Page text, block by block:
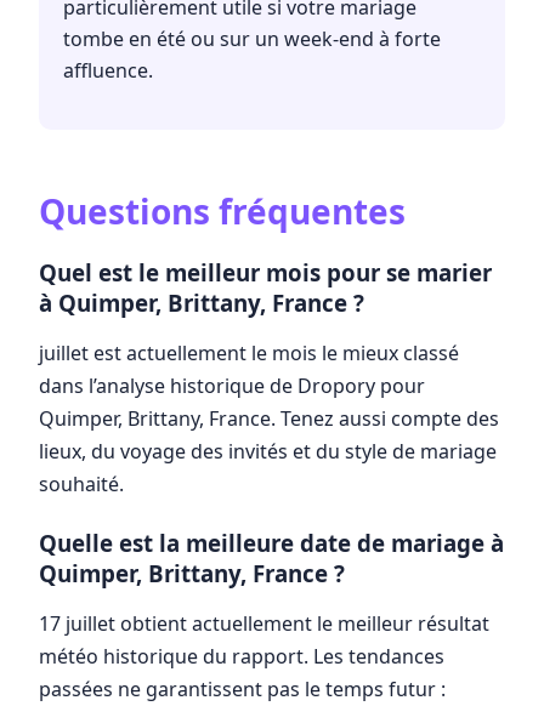
particulièrement utile si votre mariage
tombe en été ou sur un week-end à forte
affluence.
Questions fréquentes
Quel est le meilleur mois pour se marier
à Quimper, Brittany, France ?
juillet est actuellement le mois le mieux classé
dans l’analyse historique de Dropory pour
Quimper, Brittany, France. Tenez aussi compte des
lieux, du voyage des invités et du style de mariage
souhaité.
Quelle est la meilleure date de mariage à
Quimper, Brittany, France ?
17 juillet obtient actuellement le meilleur résultat
météo historique du rapport. Les tendances
passées ne garantissent pas le temps futur :